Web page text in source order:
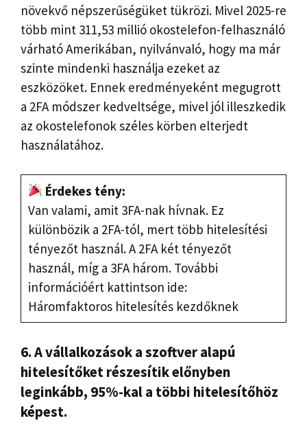
növekvő népszerűségüket tükrözi. Mivel 2025-re
több mint 311,53 millió okostelefon-felhasználó
várható Amerikában, nyilvánvaló, hogy ma már
szinte mindenki használja ezeket az
eszközöket. Ennek eredményeként megugrott
a 2FA módszer kedveltsége, mivel jól illeszkedik
az okostelefonok széles körben elterjedt
használatához.
Érdekes tény:
Van valami, amit 3FA-nak hívnak. Ez
különbözik a 2FA-tól, mert több hitelesítési
tényezőt használ. A 2FA két tényezőt
használ, míg a 3FA három. További
információért kattintson ide:
Háromfaktoros hitelesítés kezdőknek
6. A vállalkozások a szoftver alapú
hitelesítőket részesítik előnyben
leginkább, 95%-kal a többi hitelesítőhöz
képest.